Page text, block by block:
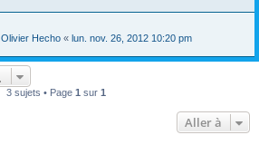
Olivier Hecho « lun. nov. 26, 2012 10:20 pm
3 sujets • Page 1 sur 1
Aller à